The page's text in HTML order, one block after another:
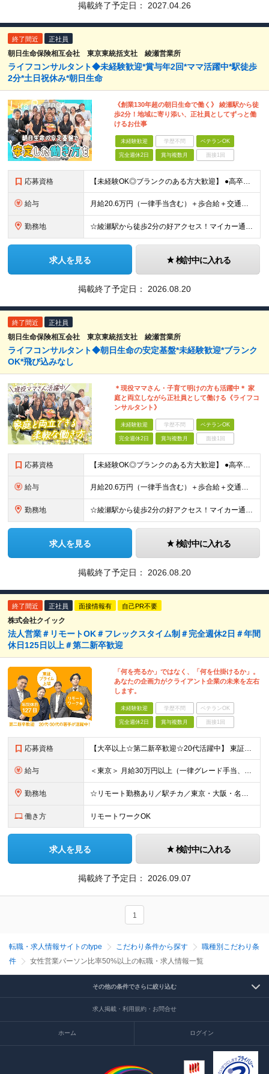
掲載終了予定日： 2027.04.26
終了間近 正社員
朝日生命保険相互会社 東京東統括支社 綾瀬営業所
ライフコンサルタント◆未経験歓迎*賞与年2回*ママ活躍中*駅徒歩
2分*土日祝休み*朝日生命
《創業130年超の朝日生命で働く》 綾瀬駅から徒
歩2分！地域に寄り添い、正社員としてずっと働
けるお仕事
未経験歓迎 学歴不問 ベテランOK
完全週休2日 賞与複数月 面接1回
応募資格 【未経験OK◎ブランクのある方大歓迎】 ●高卒以上の方 ★家庭と両立しながら正社員として働きたい方、人と話すのが好きな方、誰かの役に立つ仕事がしたい方を歓迎します！
給与 月給20.6万円（一律手当含む）＋歩合給＋交通費 ※月給は入社2ヶ月目の金額で、一律手当を含みます（固定残業代ではありません！） ※手当・給与の支給に一定の要件あり ※試用期間約1ヶ月あり（期間中は
勤務地 ☆綾瀬駅から徒歩2分の好アクセス！マイカー通勤OK◎ 《綾瀬営業所》東京都足立区綾瀬3丁目2-5 ※(変更の範囲)上記を除く当社関連勤務地
求人を見る 検討中に入れる
掲載終了予定日： 2026.08.20
終了間近 正社員
朝日生命保険相互会社 東京東統括支社 綾瀬営業所
ライフコンサルタント◆朝日生命の安定基盤*未経験歓迎*ブランク
OK*飛び込みなし
＊現役ママさん・子育て明けの方も活躍中＊ 家
庭と両立しながら正社員として働ける《ライフコ
ンサルタント》
未経験歓迎 学歴不問 ベテランOK
完全週休2日 賞与複数月 面接1回
応募資格 【未経験OK◎ブランクのある方大歓迎】 ●高卒以上の方 ★家庭と両立しながら正社員として働きたい方、人と話すのが好きな方、誰かの役に立つ仕事がしたい方を歓迎します！
給与 月給20.6万円（一律手当含む）＋歩合給＋交通費 ※月給は入社2ヶ月目の金額で、一律手当を含みます（固定残業代ではありません！） ※手当・給与の支給に一定の要件あり ※試用期間約1ヶ月あり（期間中は
勤務地 ☆綾瀬駅から徒歩2分の好アクセス！マイカー通勤OK◎ 《綾瀬営業所》東京都足立区綾瀬3丁目2-5 ※(変更の範囲)上記を除く当社関連勤務地
求人を見る 検討中に入れる
掲載終了予定日： 2026.08.20
終了間近 正社員 面接情報有 自己PR不要
株式会社クイック
法人営業＃リモートOK＃フレックスタイム制＃完全週休2日＃年間
休日125日以上＃第二新卒歓迎
「何を売るか」ではなく、「何を仕掛けるか」。
あなたの企画力がクライアント企業の未来を左右
します。
未経験歓迎 学歴不問 ベテランOK
完全週休2日 賞与複数月 面接1回
応募資格 【大卒以上☆第二新卒歓迎☆20代活躍中】 東証プライム上場／フレックスタイム／年間休日125日以上／リモートワークOK！ 初めての転職という方も大歓迎です！ ◆業種未経験歓迎 ◆職種未経験歓迎 ◆中
給与 ＜東京＞ 月給30万円以上（一律グレード手当、一律営業手当、一律地域手当含む）＋インセンティブ ※時間外労働42時間分を一律グレード手当として7万4117円支給。超過分は別途支給。 また一律営業手当と
勤務地 ☆リモート勤務あり／駅チカ／東京・大阪・名古屋から希望OK☆ ＜東京オフィス＞ 〒107-0052 東京都港区赤坂1-11-30 赤坂一丁目センタービル3階 ＜大阪オフィス＞ 〒530-0018
働き方 リモートワークOK
求人を見る 検討中に入れる
掲載終了予定日： 2026.09.07
1
転職・求人情報サイトのtype こだわり条件から探す
職種別こだわり条
件
女性営業パーソン比率50%以上の転職・求人情報一覧
その他の条件でさらに絞り込む
求人掲載・利用規約・お問合せ
ホーム ログイン